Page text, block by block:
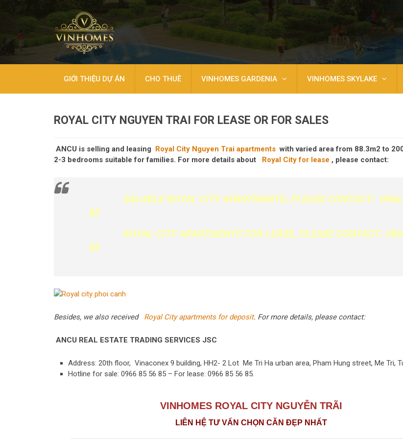
GIỚI THIỆU DỰ ÁN CHO THUÊ VINHOMES GARDENIA VINHOMES SKYLAKE
ROYAL CITY NGUYEN TRAI FOR LEASE OR FOR SALES
ANCU is selling and leasing Royal City Nguyen Trai apartments with varied area from 88.3m2 to
2-3 bedrooms suitable for families. For more details about
Royal City for lease , please contact:
SALABLE ROYAL CITY APARTMENTS, PLEASE CONTACT:
85
ROYAL CITY APARTMENTS FOR LEASE, PLEASE CONTACT:
85
Besides, we also received Royal City apartments for deposit. For more details, please contact:
ANCU REAL ESTATE TRADING SERVICES JSC
Address: 20th floor, Vinaconex 9 building, HH2- 2 Lot Me Tri Ha urban area, Pham Hung street, Me Tri,
Hotline for sale: 0966 85 56 85 – For lease: 0966 85 56 85.
VINHOMES ROYAL CITY NGUYỄN TRÃI
LIÊN HỆ TƯ VẤN CHỌN CĂN ĐẸP NHẤT